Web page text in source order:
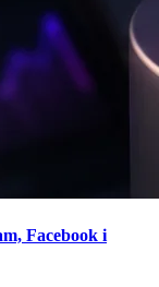
Facebook і